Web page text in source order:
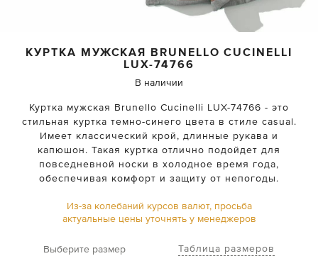
КУРТКА МУЖСКАЯ BRUNELLO CUCINELLI
LUX-74766
В наличии
Куртка мужская Brunello Cucinelli LUX-74766 - это
стильная куртка темно-синего цвета в стиле casual.
Имеет классический крой, длинные рукава и
капюшон. Такая куртка отлично подойдет для
повседневной носки в холодное время года,
обеспечивая комфорт и защиту от непогоды.
Из-за колебаний курсов валют, просьба
актуальные цены уточнять у менеджеров
Выберите размер Таблица размеров